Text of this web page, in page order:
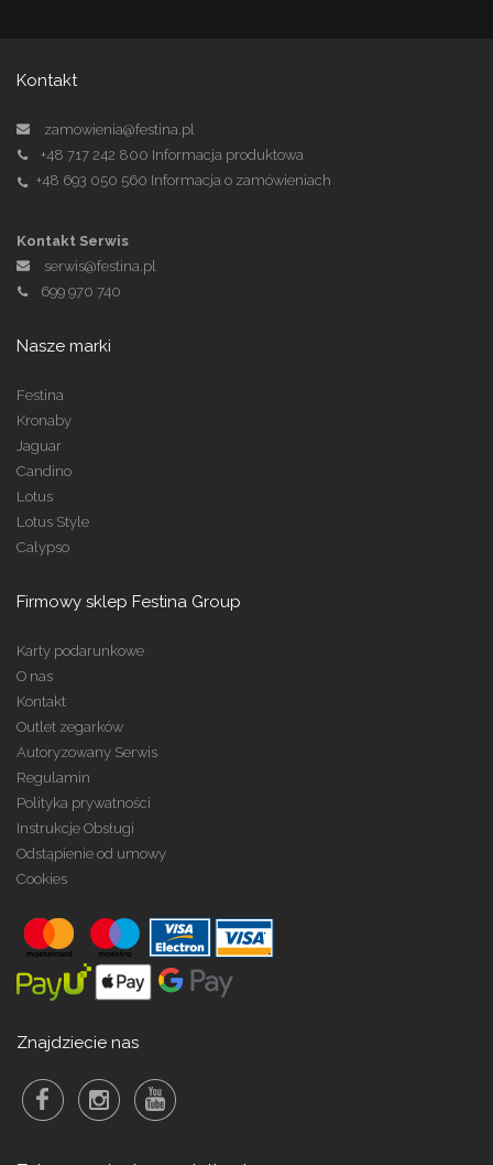
Kontakt
zamowienia@festina.pl
+48 717 242 800 Informacja produktowa
+48 693 050 560 Informacja o zamówieniach
Kontakt Serwis
serwis@festina.pl
699 970 740
Nasze marki
Festina
Kronaby
Jaguar
Candino
Lotus
Lotus Style
Calypso
Firmowy sklep Festina Group
Karty podarunkowe
O nas
Kontakt
Outlet zegarków
Autoryzowany Serwis
Regulamin
Polityka prywatności
Instrukcje Obsługi
Odstąpienie od umowy
Cookies
Znajdziecie nas